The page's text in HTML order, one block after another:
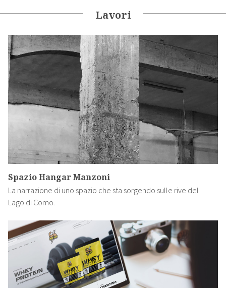
Lavori
Spazio Hangar Manzoni
La narrazione di uno spazio che sta sorgendo sulle rive del
Lago di Como.